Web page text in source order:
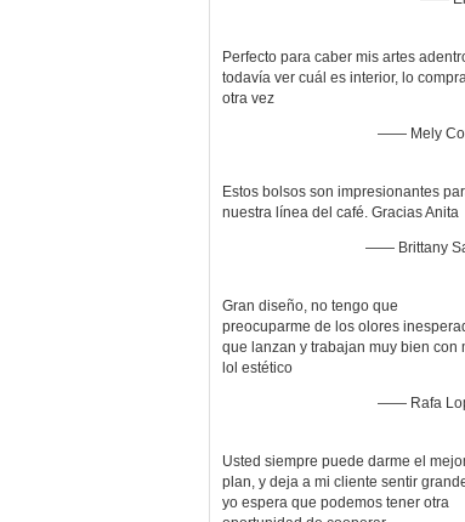
Perfecto para caber mis artes
todavía ver cuál es interior, lo
otra vez
—— Mely
Estos bolsos son impresionantes
nuestra línea del café. Gracias Anita
—— Brittany
Gran diseño, no tengo que
preocuparme de los olores
que lanzan y trabajan muy bien con
lol estético
—— Rafa
Usted siempre puede darme el
plan, y deja a mi cliente sentir
yo espera que podemos tener otra